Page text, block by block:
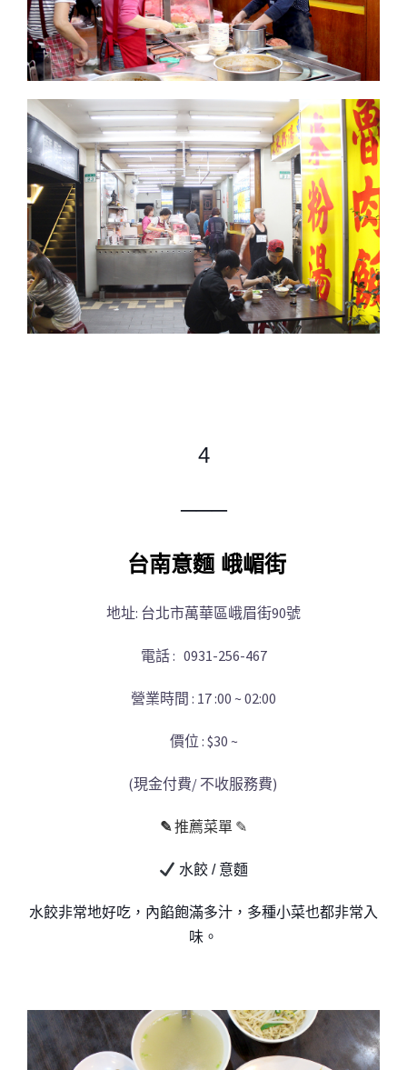
4
───
台南意麵 峨嵋街
地址: 台北市萬華區峨眉街90號
電話 : 0931-256-467
營業時間 : 17 :00 ~ 02:00
價位 : $30 ~
(現金付費/ 不收服務費)
✎推薦菜單 ✎
水餃 / 意麵
水餃非常地好吃 ，內餡飽滿多汁，多種小菜也都非常入
味。